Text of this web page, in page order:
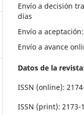
Envío a decisión
días
Envío a
Envío a avance
Datos de la
ISSN (online):
ISSN (print): 2173-